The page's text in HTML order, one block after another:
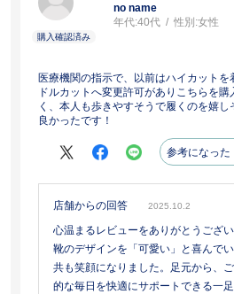
no name
年代:40代 性別:女性
医療機関の指示で、以前はハイカットを
ドルカットへ変更許可がありこちらを
く、本人も歩きやすそうで履くのを嬉
良かったです！
参考になった
店舗からの回答 2025.10.2
心温まるレビューをありがとうござ
靴のデザインを「可愛い」と喜んで
共も笑顔になりました。足元から、
的な毎日を快適にサポートできる一